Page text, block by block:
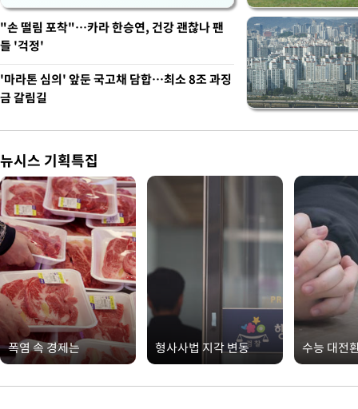
"손 떨림 포착"…카라 한승연, 건강 괜찮나 팬
들 '걱정'
'마라톤 심의' 앞둔 국고채 담합…최소 8조 과징
금 갈림길
뉴시스 기획특집
폭염 속 경제는 형사사법 지각 변동 수능 대전